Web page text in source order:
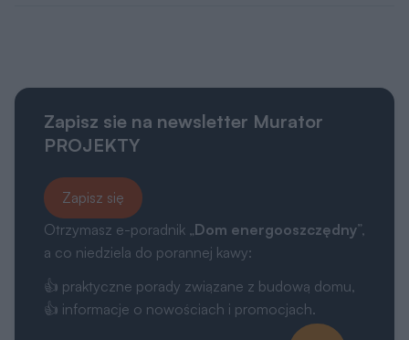
Zapisz sie na newsletter Murator
PROJEKTY
Zapisz się
Otrzymasz e-poradnik „Dom energooszczędny”,
a co niedziela do porannej kawy:
👍 praktyczne porady związane z budową domu,
👍 informacje o nowościach i promocjach.